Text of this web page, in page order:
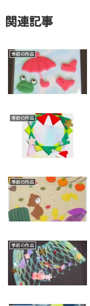
関連記事
季節の作品
季節の作品
季節の作品
季節の作品